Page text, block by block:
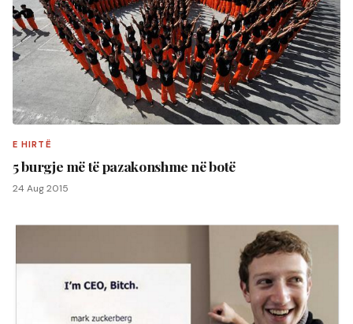
E HIRTË
5 burgje më të pazakonshme në botë
24 Aug 2015